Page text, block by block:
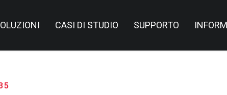
CASI DI STUDIO SUPPORTO